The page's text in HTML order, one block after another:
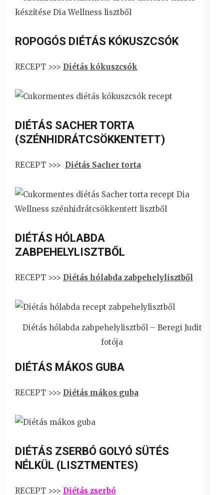
ROPOGÓS DIÉTÁS KÓKUSZCSÓK
RECEPT >>> Diétás kókuszcsók
DIÉTÁS SACHER TORTA
(SZÉNHIDRÁTCSÖKKENTETT)
RECEPT >>> Diétás Sacher torta
DIÉTÁS HÓLABDA
ZABPEHELYLISZTBŐL
RECEPT >>> Diétás hólabda zabpehelylisztből
Diétás hólabda zabpehelylisztből – Beregi Judit
fotója
DIÉTÁS MÁKOS GUBA
RECEPT >>> Diétás mákos guba
DIÉTÁS ZSERBÓ GOLYÓ SÜTÉS
NÉLKÜL (LISZTMENTES)
RECEPT >>> Diétás zserbó